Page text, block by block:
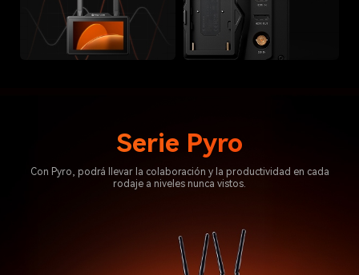
Serie Pyro
Con Pyro, podrá llevar la colaboración y la productividad en cada
rodaje a niveles nunca vistos.